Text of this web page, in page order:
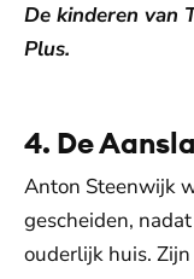
De kinderen van
Plus.
4. De
Anton Steenwijk
gescheiden,
ouderlijk huis.